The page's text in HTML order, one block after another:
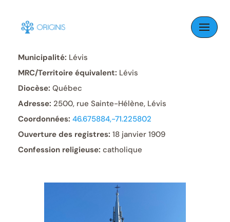
Skip
content
Municipalité: Lévis
MRC/Territoire équivalent: Lévis
Diocèse: Québec
Adresse: 2500, rue Sainte-Hélène, Lévis
Coordonnées: 46.675884,-71.225802
Ouverture des registres: 18 janvier 1909
Confession religieuse: catholique